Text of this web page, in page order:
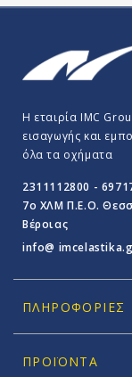
Η εταιρία IMC
εισαγωγής και
όλα τα οχήματα
2311112800 -
7o ΧΛΜ Π.E.O.
Βέροιας
info@
ΠΛΗΡΟΦΟΡΊΕΣ
ΠΡΟΪΟΝΤΑ